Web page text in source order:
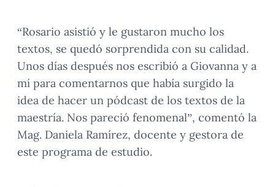
“Rosario asistió y le gustaron mucho los
textos, se quedó sorprendida con su calidad.
Unos días después nos escribió a Giovanna y a
mí para comentarnos que había surgido la
idea de hacer un pódcast de los textos de la
maestría. Nos pareció fenomenal”, comentó la
Mag. Daniela Ramírez, docente y gestora de
este programa de estudio.